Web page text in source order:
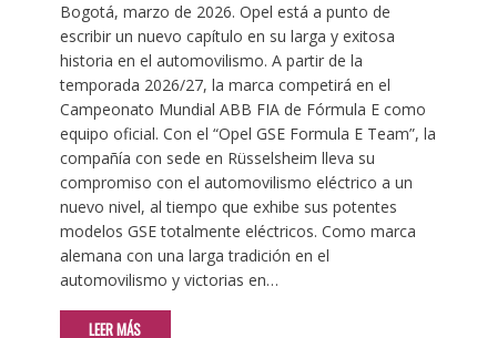
Bogotá, marzo de 2026. Opel está a punto de
escribir un nuevo capítulo en su larga y exitosa
historia en el automovilismo. A partir de la
temporada 2026/27, la marca competirá en el
Campeonato Mundial ABB FIA de Fórmula E como
equipo oficial. Con el “Opel GSE Formula E Team”, la
compañía con sede en Rüsselsheim lleva su
compromiso con el automovilismo eléctrico a un
nuevo nivel, al tiempo que exhibe sus potentes
modelos GSE totalmente eléctricos. Como marca
alemana con una larga tradición en el
automovilismo y victorias en…
LEER MÁS